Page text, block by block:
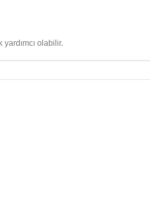
yardımcı olabilir.